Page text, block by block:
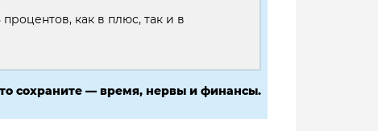
как в плюс, так и в
сохраните — время, нервы и финансы.